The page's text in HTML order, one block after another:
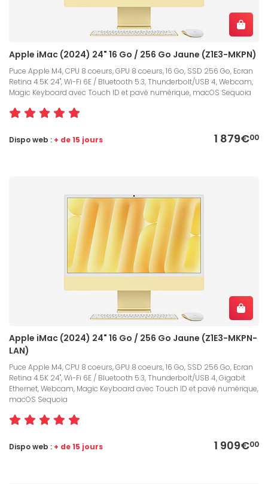
Apple iMac (2024) 24" 16 Go / 256 Go Jaune (Z1E3-MKPN)
Puce Apple M4, CPU 8 coeurs, GPU 8 coeurs, 16 Go, SSD 256 Go, Ecran
Retina 4.5K 24", Wi-Fi 6E / Bluetooth 5.3, Thunderbolt/USB 4, Webcam,
Magic Keyboard avec Touch ID et pavé numérique, macOS Sequoia
1 879€00
Dispo web : + de 15 jours
Apple iMac (2024) 24" 16 Go / 256 Go Jaune (Z1E3-MKPN-
LAN)
Puce Apple M4, CPU 8 coeurs, GPU 8 coeurs, 16 Go, SSD 256 Go, Ecran
Retina 4.5K 24", Wi-Fi 6E / Bluetooth 5.3, Thunderbolt/USB 4, Gigabit
Ethernet, Webcam, Magic Keyboard avec Touch ID et pavé numérique,
macOS Sequoia
1 909€00
Dispo web : + de 15 jours